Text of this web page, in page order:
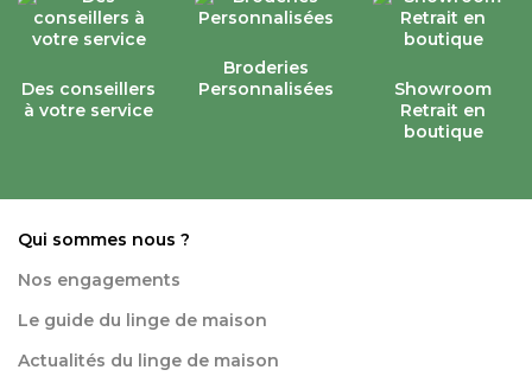
Des conseillers
à votre service
Broderies
Personnalisées
Showroom
Retrait en
boutique
Qui sommes nous ?
Nos engagements
Le guide du linge de maison
Actualités du linge de maison